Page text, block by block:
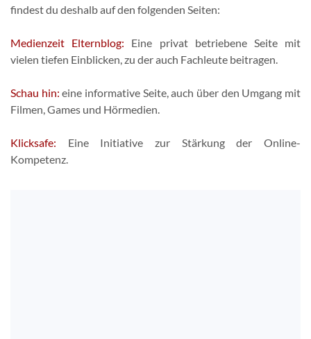
findest du deshalb auf den folgenden Seiten:
Medienzeit Elternblog: Eine privat betriebene Seite mit
vielen tiefen Einblicken, zu der auch Fachleute beitragen.
Schau hin: eine informative Seite, auch über den Umgang mit
Filmen, Games und Hörmedien.
Klicksafe: Eine Initiative zur Stärkung der Online-
Kompetenz.